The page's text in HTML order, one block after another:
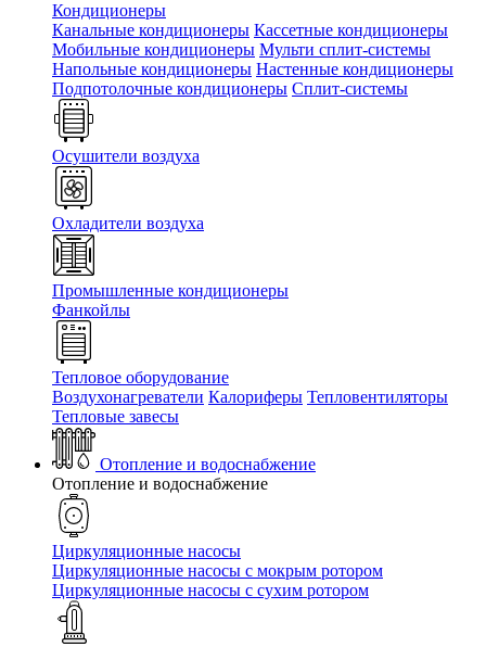
Кондиционеры
Канальные кондиционеры Кассетные кондиционеры
Мобильные кондиционеры Мульти сплит-системы
Напольные кондиционеры Настенные кондиционеры
Подпотолочные кондиционеры Сплит-системы
Осушители воздуха
Охладители воздуха
Промышленные кондиционеры
Фанкойлы
Тепловое оборудование
Воздухонагреватели Калориферы Тепловентиляторы
Тепловые завесы
Отопление и водоснабжение
Отопление и водоснабжение
Циркуляционные насосы
Циркуляционные насосы с мокрым ротором
Циркуляционные насосы с сухим ротором